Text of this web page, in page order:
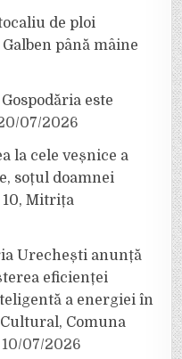
de ploi
până mâine
este
07/2026
la cele veșnice a
soțul doamnei
Mitrița
Urechești anunță
eficienței
a energiei în
Comuna
10/07/2026